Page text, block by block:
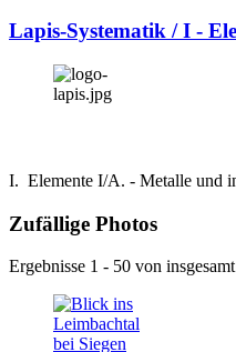
Lapis-Systematik / I -
I. Elemente I/A. - Metalle
Zufällige Photos
Ergebnisse 1 - 50 von